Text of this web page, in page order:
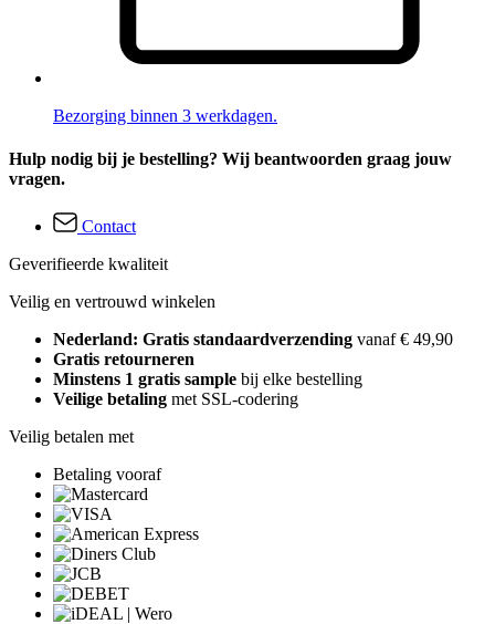
Bezorging binnen 3 werkdagen.
Hulp nodig bij je bestelling? Wij beantwoorden graag jouw
vragen.
Contact
Geverifieerde kwaliteit
Veilig en vertrouwd winkelen
Nederland: Gratis standaardverzending vanaf € 49,90
Gratis retourneren
Minstens 1 gratis sample bij elke bestelling
Veilige betaling met SSL-codering
Veilig betalen met
Betaling vooraf